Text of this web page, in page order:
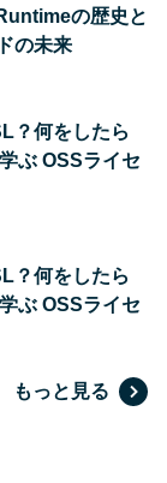
の歴史と
の未来
？何をしたら
ぶ OSSライセ
？何をしたら
ぶ OSSライセ
もっと見る